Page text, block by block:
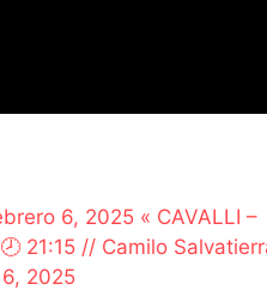
6, 2025 « CAVALLI –
21:15 // Camilo
2025